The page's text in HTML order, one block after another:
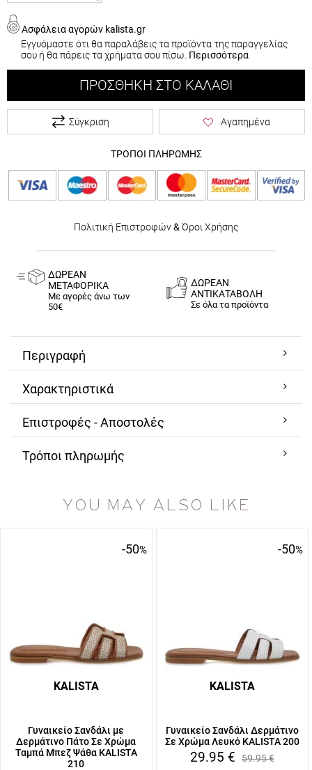
Ασφάλεια αγορών kalista.gr
Εγγυόμαστε ότι θα παραλάβεις τα προϊόντα της παραγγελίας
σου ή θα πάρεις τα χρήματα σου πίσω. Περισσότερα
ΠΡΟΣΘΉΚΗ ΣΤΟ ΚΑΛΆΘΙ
Σύγκριση Αγαπημένα
ΤΡΟΠΟΙ ΠΛΗΡΩΜΗΣ
Πολιτική Επιστροφών& Όροι Χρήσης
ΔΩΡΕΑΝ
ΜΕΤΑΦΟΡΙΚΑ
Με αγορές άνω των
50€
ΔΩΡΕΑΝ
ΑΝΤΙΚΑΤΑΒΟΛΗ
Σε όλα τα προϊόντα
Περιγραφή
Χαρακτηριστικά
Επιστροφές - Αποστολές
Τρόποι πληρωμής
YOU MAY ALSO LIKE
-50%
KALISTA
Γυναικείο Σανδάλι με
Δερμάτινο Πάτο Σε Χρώμα
Ταμπά Μπεζ Ψάθα KALISTA
210
-50%
KALISTA
Γυναικείο Σανδάλι Δερμάτινο
Σε Χρώμα Λευκό KALISTA 200
29.95 € 59.95€